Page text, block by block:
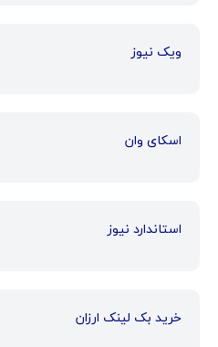
ویک نیوز
اسکای وان
استاندارد نیوز
خرید بک لینک ارزان